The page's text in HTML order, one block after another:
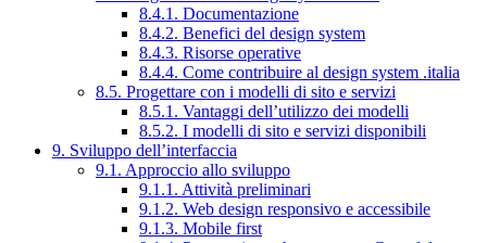
8.4.1. Documentazione
8.4.2. Benefici del design system
8.4.3. Risorse operative
8.4.4. Come contribuire al design system .italia
8.5. Progettare con i modelli di sito e servizi
8.5.1. Vantaggi dell’utilizzo dei modelli
8.5.2. I modelli di sito e servizi disponibili
9. Sviluppo dell’interfaccia
9.1. Approccio allo sviluppo
9.1.1. Attività preliminari
9.1.2. Web design responsivo e accessibile
9.1.3. Mobile first